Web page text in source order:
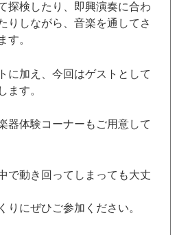
探検したり、即興演奏に合わ
りしながら、音楽を通してさ
す。
に加え、今回はゲストとして
ます。
器体験コーナーもご用意して
で動き回ってしまっても大丈
りにぜひご参加ください。